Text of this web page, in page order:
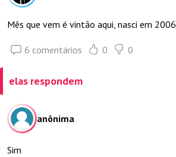
Mês que vem é vintão aqui, nasci em 2006
6 comentários 0 0
elas respondem
anônima
Sim